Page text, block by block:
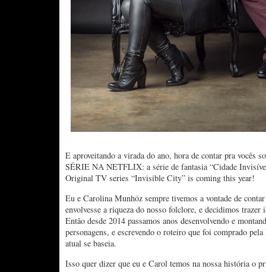
E aproveitando a virada do ano, hora de contar pra vocês
SÉRIE NA NETFLIX: a série de fantasia “Cidade
Original TV series “Invisible City” is coming this year!
Eu e Carolina Munhóz sempre tivemos a vontade de
envolvesse a riqueza do nosso folclore, e decidimos trazer
Então desde 2014 passamos anos desenvolvendo e
personagens, e escrevendo o roteiro que foi comprado
atual se baseia.
Isso quer dizer que eu e Carol temos na nossa história o